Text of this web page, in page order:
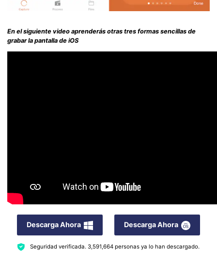
En el siguiente video aprenderás otras tres formas sencillas de
grabar la pantalla de iOS
Descarga Ahora Descarga Ahora
Seguridad verificada. 3,591,664personas ya lo han descargado.